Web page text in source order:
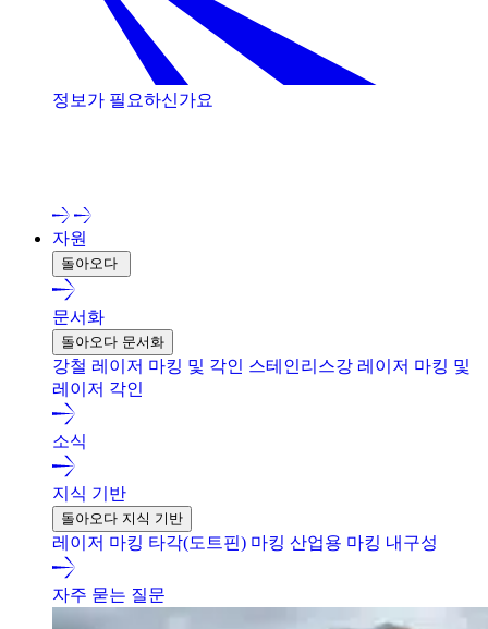
정보가 필요하신가요
자원
돌아오다
문서화
돌아오다 문서화
강철 레이저 마킹 및 각인 스테인리스강 레이저 마킹 및
레이저 각인
소식
지식 기반
돌아오다 지식 기반
레이저 마킹 타각(도트핀) 마킹 산업용 마킹 내구성
자주 묻는 질문